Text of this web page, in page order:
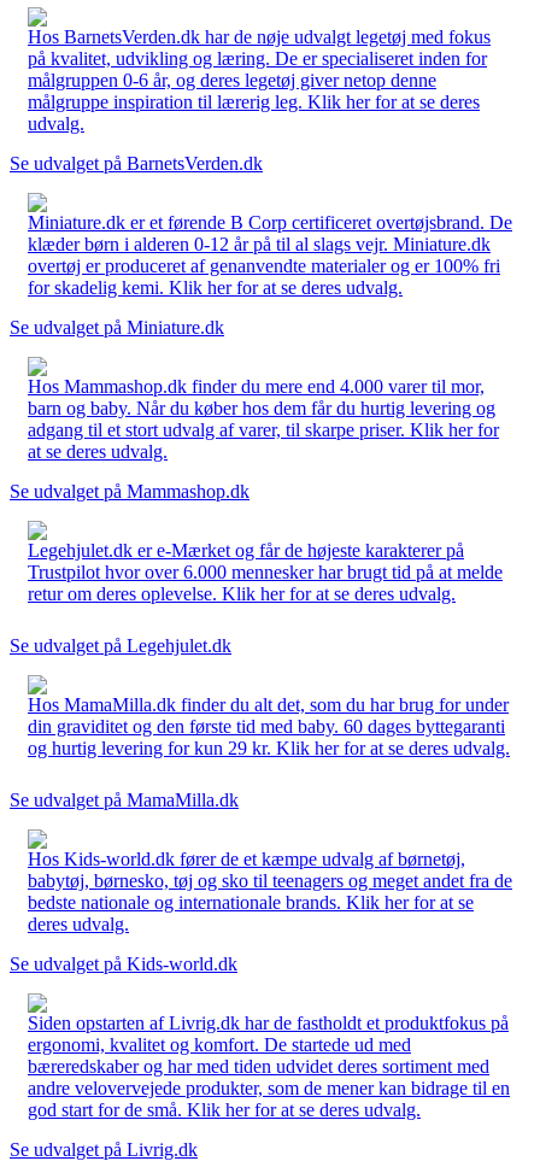
Hos BarnetsVerden.dk har de nøje udvalgt legetøj med fokus
på kvalitet, udvikling og læring. De er specialiseret inden for
målgruppen 0-6 år, og deres legetøj giver netop denne
målgruppe inspiration til lærerig leg. Klik her for at se deres
udvalg.
Se udvalget på BarnetsVerden.dk
Miniature.dk er et førende B Corp certificeret overtøjsbrand. De
klæder børn i alderen 0-12 år på til al slags vejr. Miniature.dk
overtøj er produceret af genanvendte materialer og er 100% fri
for skadelig kemi. Klik her for at se deres udvalg.
Se udvalget på Miniature.dk
Hos Mammashop.dk finder du mere end 4.000 varer til mor,
barn og baby. Når du køber hos dem får du hurtig levering og
adgang til et stort udvalg af varer, til skarpe priser. Klik her for
at se deres udvalg.
Se udvalget på Mammashop.dk
Legehjulet.dk er e-Mærket og får de højeste karakterer på
Trustpilot hvor over 6.000 mennesker har brugt tid på at melde
retur om deres oplevelse. Klik her for at se deres udvalg.
Se udvalget på Legehjulet.dk
Hos MamaMilla.dk finder du alt det, som du har brug for under
din graviditet og den første tid med baby. 60 dages byttegaranti
og hurtig levering for kun 29 kr. Klik her for at se deres udvalg.
Se udvalget på MamaMilla.dk
Hos Kids-world.dk fører de et kæmpe udvalg af børnetøj,
babytøj, børnesko, tøj og sko til teenagers og meget andet fra de
bedste nationale og internationale brands. Klik her for at se
deres udvalg.
Se udvalget på Kids-world.dk
Siden opstarten af Livrig.dk har de fastholdt et produktfokus på
ergonomi, kvalitet og komfort. De startede ud med
bæreredskaber og har med tiden udvidet deres sortiment med
andre velovervejede produkter, som de mener kan bidrage til en
god start for de små. Klik her for at se deres udvalg.
Se udvalget på Livrig.dk